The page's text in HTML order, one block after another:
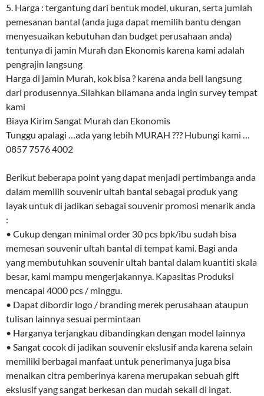
5. Harga : tergantung dari bentuk model, ukuran, serta jumlah
pemesanan bantal (anda juga dapat memilih bantu dengan
menyesuaikan kebutuhan dan budget perusahaan anda)
tentunya di jamin Murah dan Ekonomis karena kami adalah
pengrajin langsung
Harga di jamin Murah, kok bisa ? karena anda beli langsung
dari produsennya..Silahkan bilamana anda ingin survey tempat
kami
Biaya Kirim Sangat Murah dan Ekonomis
Tunggu apalagi …ada yang lebih MURAH ??? Hubungi kami …
0857 7576 4002
Berikut beberapa point yang dapat menjadi pertimbanga anda
dalam memilih souvenir ultah bantal sebagai produk yang
layak untuk di jadikan sebagai souvenir promosi menarik anda
:
• Cukup dengan minimal order 30 pcs bpk/ibu sudah bisa
memesan souvenir ultah bantal di tempat kami. Bagi anda
yang membutuhkan souvenir ultah bantal dalam kuantiti skala
besar, kami mampu mengerjakannya. Kapasitas Produksi
mencapai 4000 pcs / minggu.
• Dapat dibordir logo / branding merek perusahaan ataupun
tulisan lainnya sesuai permintaan
• Harganya terjangkau dibandingkan dengan model lainnya
• Sangat cocok di jadikan souvenir ekslusif anda karena selain
memiliki berbagai manfaat untuk penerimanya juga bisa
menaikan citra pemberinya karena merupakan sebuah gift
ekslusif yang sangat berkesan dan mudah sekali di ingat.